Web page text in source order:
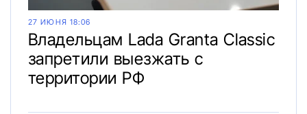
27 ИЮНЯ 18:06
Владельцам Lada Granta Classic
запретили выезжать с
территории РФ